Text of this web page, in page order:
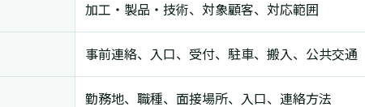
加工・製品・技術、対象顧客、対応範囲
事前連絡、入口、受付、駐車、搬入、公共交通
勤務地、職種、面接場所、入口、連絡方法